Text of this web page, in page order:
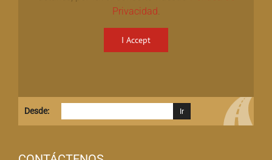
Privacidad
I Accept
Desde: